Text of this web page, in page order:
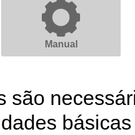
Manual
são